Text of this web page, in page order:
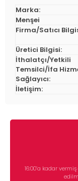
Marka:
Menşei
Firma/Satıcı
Üretici Bilgisi:
İthalatçı/Yetkili
Temsilci/İfa
Sağlayıcı:
İletişim:
16:00’a kadar